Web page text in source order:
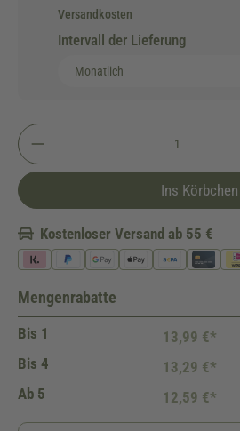
Versandkosten
Intervall der Lieferung
Ins Körbchen
Kostenloser Versand ab 55 €
Mengenrabatte
Bis 1 13,99 €*
Bis 4 13,29 €*
Ab 5 12,59 €*